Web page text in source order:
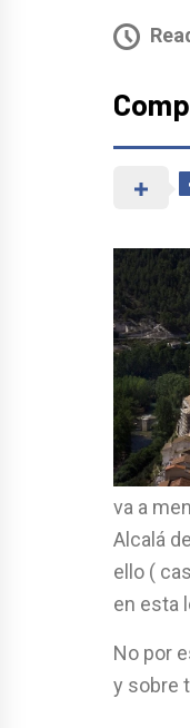
va a
Alcalá
ello (
en esta
No por
y sobre